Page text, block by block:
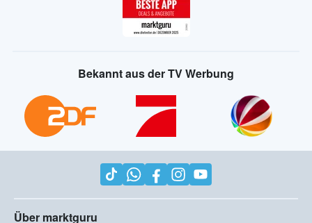
Bekannt aus der TV Werbung
Über marktguru